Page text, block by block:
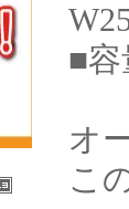
■容
オ
こ